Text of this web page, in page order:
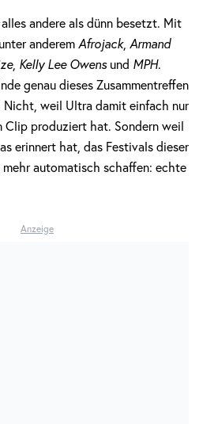
andere als dünn besetzt. Mit
anderem Afrojack, Armand
, Kelly Lee Owensund MPH.
genau dieses Zusammentreffen
Nicht, weil Ultra damit einfach nur
Clip produziert hat. Sondern weil
erinnert hat, das Festivals dieser
automatisch schaffen: echte
Anzeige